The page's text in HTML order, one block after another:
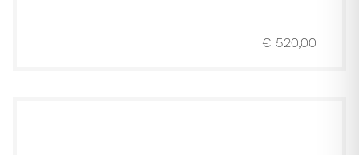
€ 520,00